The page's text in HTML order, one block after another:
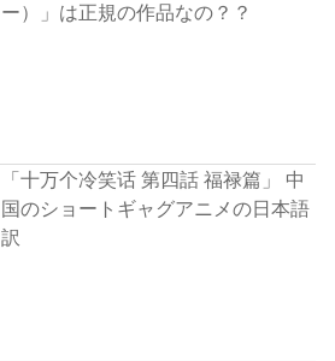
ー）」は正規の作品なの？？
「十万个冷笑话 第四話 福禄篇」 中
国のショートギャグアニメの日本語
訳